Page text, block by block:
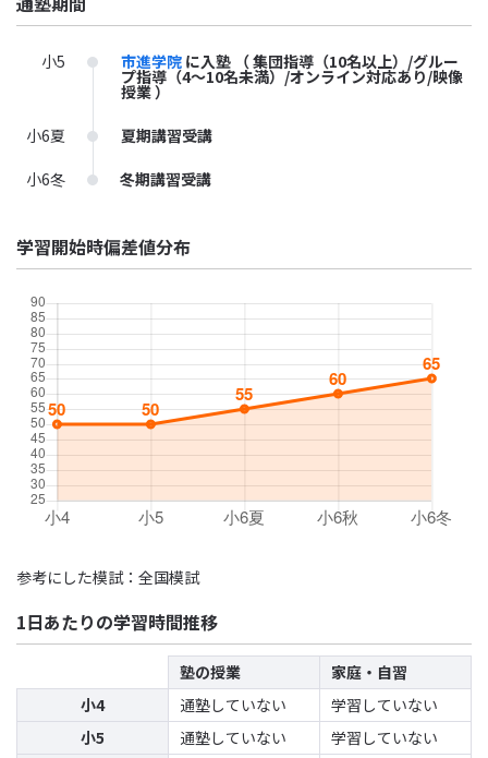
小5 市進学院 に入塾 （ 集団指導（10名以上）/グルー
プ指導（4～10名未満）/オンライン対応あり/映像
授業 ）
小6夏
夏期講習受講
小6冬
冬期講習受講
学習開始時偏差値分布
参考にした模試：全国模試
1日あたりの学習時間推移
塾の授業
家庭・自習
小4
通塾していない
学習していない
小5
通塾していない
学習していない